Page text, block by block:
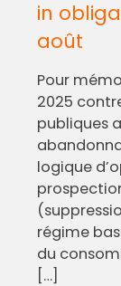
in
août
Pour
2025
publiques
logique
régime
du
[…]